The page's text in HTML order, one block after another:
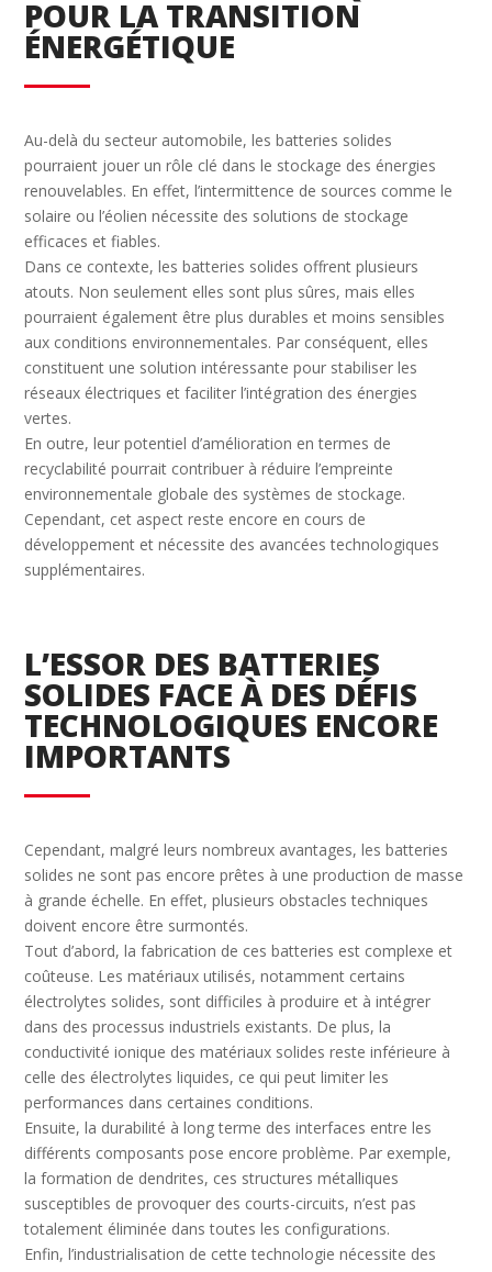
POUR LA TRANSITION
ÉNERGÉTIQUE
Au-delà du secteur automobile, les batteries solides
pourraient jouer un rôle clé dans le stockage des énergies
renouvelables. En effet, l’intermittence de sources comme le
solaire ou l’éolien nécessite des solutions de stockage
efficaces et fiables.
Dans ce contexte, les batteries solides offrent plusieurs
atouts. Non seulement elles sont plus sûres, mais elles
pourraient également être plus durables et moins sensibles
aux conditions environnementales. Par conséquent, elles
constituent une solution intéressante pour stabiliser les
réseaux électriques et faciliter l’intégration des énergies
vertes.
En outre, leur potentiel d’amélioration en termes de
recyclabilité pourrait contribuer à réduire l’empreinte
environnementale globale des systèmes de stockage.
Cependant, cet aspect reste encore en cours de
développement et nécessite des avancées technologiques
supplémentaires.
L’ESSOR DES BATTERIES
SOLIDES FACE À DES DÉFIS
TECHNOLOGIQUES ENCORE
IMPORTANTS
Cependant, malgré leurs nombreux avantages, les batteries
solides ne sont pas encore prêtes à une production de masse
à grande échelle. En effet, plusieurs obstacles techniques
doivent encore être surmontés.
Tout d’abord, la fabrication de ces batteries est complexe et
coûteuse. Les matériaux utilisés, notamment certains
électrolytes solides, sont difficiles à produire et à intégrer
dans des processus industriels existants. De plus, la
conductivité ionique des matériaux solides reste inférieure à
celle des électrolytes liquides, ce qui peut limiter les
performances dans certaines conditions.
Ensuite, la durabilité à long terme des interfaces entre les
différents composants pose encore problème. Par exemple,
la formation de dendrites, ces structures métalliques
susceptibles de provoquer des courts-circuits, n’est pas
totalement éliminée dans toutes les configurations.
Enfin, l’industrialisation de cette technologie nécessite des